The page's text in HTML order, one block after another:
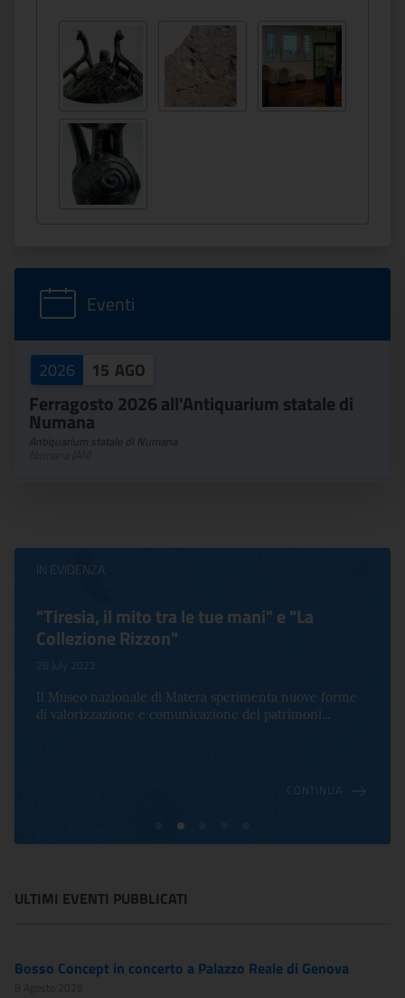
Eventi
2026 15 AGO
Ferragosto 2026 all'Antiquarium statale di
Numana
IN EVIDENZA
"Tiresia, il mito tra le tue mani" e "La
Collezione Rizzon"
28 July 2022
Il Museo nazionale di Matera sperimenta nuove forme
di valorizzazione e comunicazione del patrimoni...
CONTINUA
ULTIMI EVENTI PUBBLICATI
Bosso Concept in concerto a Palazzo Reale di Genova
8 Agosto 2026